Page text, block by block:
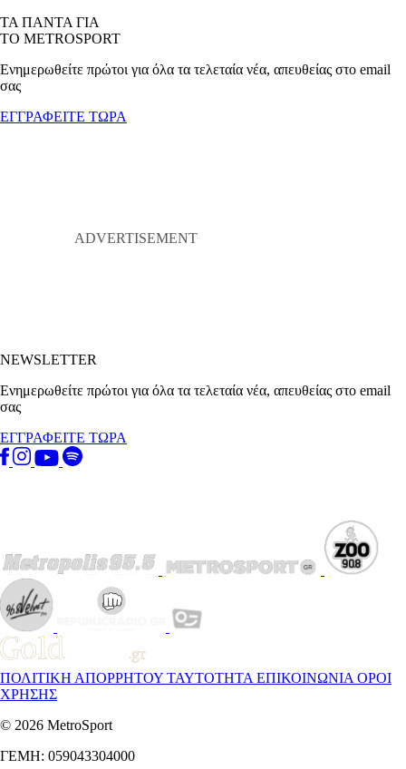
ΤΑ ΠΑΝΤΑ ΓΙΑ
ΤΟ METROSPORT
Ενημερωθείτε πρώτοι για όλα τα τελεταία νέα, απευθείας στο email
σας
ΕΓΓΡΑΦΕΙΤΕ ΤΩΡΑ
NEWSLETTER
Ενημερωθείτε πρώτοι για όλα τα τελεταία νέα, απευθείας στο email
σας
ΕΓΓΡΑΦΕΙΤΕ ΤΩΡΑ
ΠΟΛΙΤΙΚΗ ΑΠΟΡΡΗΤΟΥ ΤΑΥΤΟΤΗΤΑ ΕΠΙΚΟΙΝΩΝΙΑ ΟΡΟΙ
ΧΡΗΣΗΣ
© 2026 MetroSport
ΓΕΜΗ: 059043304000